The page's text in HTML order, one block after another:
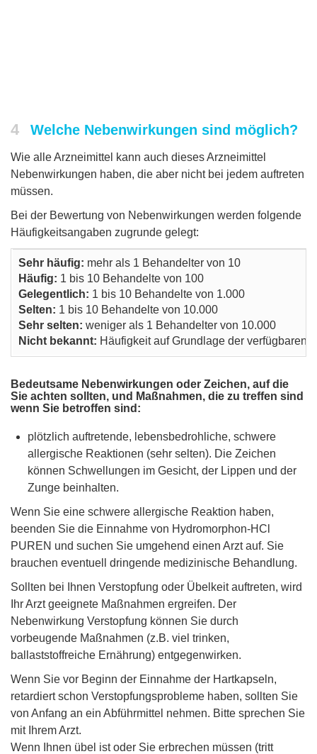
4 Welche Nebenwirkungen sind möglich?
Wie alle Arzneimittel kann auch dieses Arzneimittel
Nebenwirkungen haben, die aber nicht bei jedem auftreten
müssen.
Bei der Bewertung von Nebenwirkungen werden folgende
Häufigkeitsangaben zugrunde gelegt:
Sehr häufig: mehr als 1 Behandelter von 10
Häufig: 1 bis 10 Behandelte von 100
Gelegentlich: 1 bis 10 Behandelte von 1.000
Selten: 1 bis 10 Behandelte von 10.000
Sehr selten: weniger als 1 Behandelter von 10.000
Nicht bekannt: Häufigkeit auf Grundlage der verfügbaren
Bedeutsame Nebenwirkungen oder Zeichen, auf die
Sie achten sollten, und Maßnahmen, die zu treffen sind
wenn Sie betroffen sind:
plötzlich auftretende, lebensbedrohliche, schwere
allergische Reaktionen (sehr selten). Die Zeichen
können Schwellungen im Gesicht, der Lippen und der
Zunge beinhalten.
Wenn Sie eine schwere allergische Reaktion haben,
beenden Sie die Einnahme von Hydromorphon-HCl
PUREN und suchen Sie umgehend einen Arzt auf. Sie
brauchen eventuell dringende medizinische Behandlung.
Sollten bei Ihnen Verstopfung oder Übelkeit auftreten, wird
Ihr Arzt geeignete Maßnahmen ergreifen. Der
Nebenwirkung Verstopfung können Sie durch
vorbeugende Maßnahmen (z.B. viel trinken,
ballaststoffreiche Ernährung) entgegenwirken.
Wenn Sie vor Beginn der Einnahme der Hartkapseln,
retardiert schon Verstopfungsprobleme haben, sollten Sie
von Anfang an ein Abführmittel nehmen. Bitte sprechen Sie
mit Ihrem Arzt.
Wenn Ihnen übel ist oder Sie erbrechen müssen (tritt